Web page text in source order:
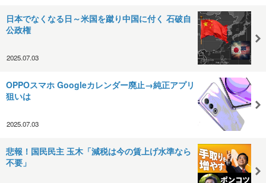
日本でなくなる日～米国を蹴り中国に付く 石破自
公政権
2025.07.03
OPPOスマホ Googleカレンダー廃止→純正アプリ
狙いは
2025.07.03
悲報！国民民主 玉木「減税は今の賃上げ水準なら
不要」